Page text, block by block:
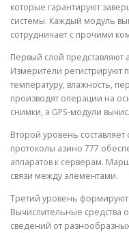
которые гарантируют
системы. Каждый модуль
сотрудничает с прочими
Первый слой представляют
Измерители
температуру, влажность,
производят операции на
снимки, а GPS-модули
Второй уровень составляет
протоколы азино 777
аппаратов к серверам.
связи между элементами.
Третий уровень
Вычислительные средства
сведений от